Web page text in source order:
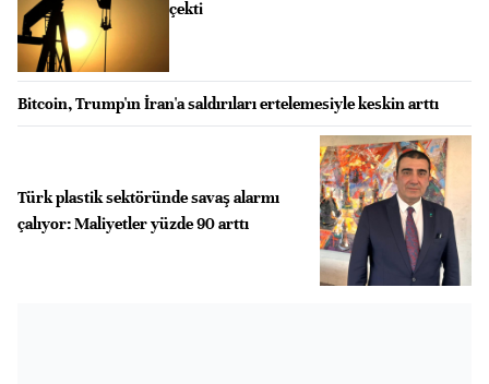
çekti
Bitcoin, Trump'ın İran'a saldırıları ertelemesiyle keskin arttı
Türk plastik sektöründe savaş alarmı
çalıyor: Maliyetler yüzde 90 arttı